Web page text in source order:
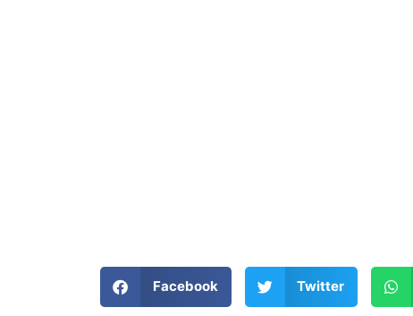
Facebook Twitter